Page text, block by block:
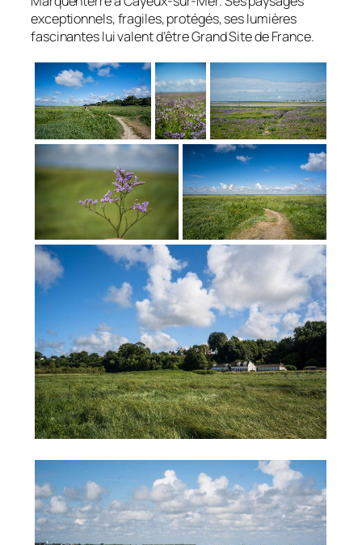
exceptionnels, fragiles, protégés, ses lumières
fascinantes lui valent d’être Grand Site de France.